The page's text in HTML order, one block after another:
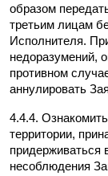
образом
третьим лицам
Исполнителя.
недоразумений,
противном
аннулировать
4.4.4.
территории,
придерживаться
несоблюдения